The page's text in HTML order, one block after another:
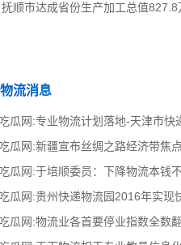
顺市达成省份生产加工总值
物流消息
瓜网:专业物流计划落地-天津市快
瓜网:新疆宣布丝绸之路经济带焦
瓜网:于培顺委员：下降物流本钱
瓜网:贵州快递物流园2016年实现
瓜网:物流业各首要停业指数全数